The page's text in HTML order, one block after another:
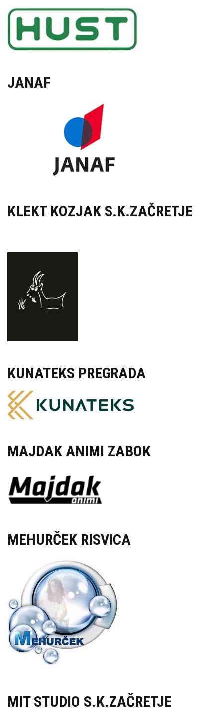
JANAF
KLEKT KOZJAK S.K.ZAČRETJE
KUNATEKS PREGRADA
MAJDAK ANIMI ZABOK
MEHURČEK RISVICA
MIT STUDIO S.K.ZAČRETJE